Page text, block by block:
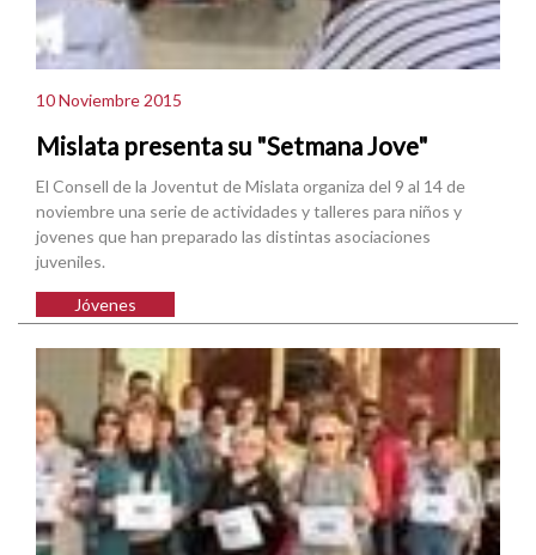
10 Noviembre 2015
Mislata presenta su "Setmana Jove"
El Consell de la Joventut de Mislata organiza del 9 al 14 de
noviembre una serie de actividades y talleres para niños y
jovenes que han preparado las distintas asociaciones
juveniles.
Jóvenes